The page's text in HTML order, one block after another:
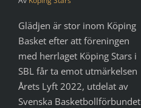
Glädjen är stor inom Köping
Basket efter att föreningen
med herrlaget Köping Stars i
SBL får ta emot utmärkelsen
Årets Lyft 2022, utdelat av
Svenska Basketbollförbundet